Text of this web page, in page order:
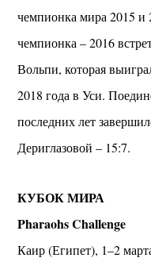
чемпионка мира 2015 и
чемпионка – 2016
Вольпи, которая
2018 года в Уси.
последних лет
Дериглазовой – 15:7.
КУБОК МИРА
Pharaohs Challenge
Каир (Египет), 1–2